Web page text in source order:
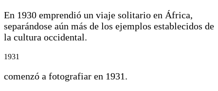
En 1930 emprendió un viaje solitario en África,
separándose aún más de los ejemplos establecidos de
la cultura occidental.
1931
comenzó a fotografiar en 1931.